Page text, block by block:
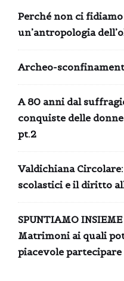
Perché non ci fidiamo
un’antropologia
Archeo-
A 80 anni dal
conquiste delle
pt.2
Valdichiana
scolastici e il diritto
SPUNTIAMO
Matrimoni ai quali
piacevole partecipare